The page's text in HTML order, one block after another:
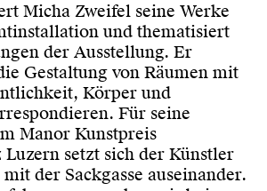
Micha Zweifel seine Werke
und thematisiert
der Ausstellung. Er
Gestaltung von Räumen mit
Körper und
Für seine
Manor Kunstpreis
Luzern setzt sich der Künstler
der Sackgasse auseinander.